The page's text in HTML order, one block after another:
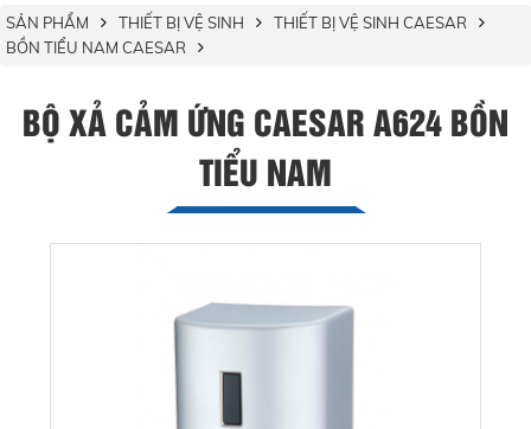
SẢN PHẨM THIẾT BỊ VỆ SINH
THIẾT BỊ VỆ SINH CAESAR
BỒN TIỂU NAM CAESAR
BỘ XẢ CẢM ỨNG CAESAR A624 BỒN
TIỂU NAM